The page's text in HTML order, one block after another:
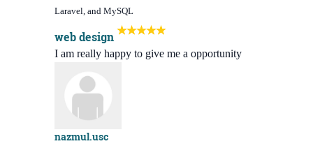
Laravel, and MySQL
web design
I am really happy to give me a opportunity
nazmul.usc